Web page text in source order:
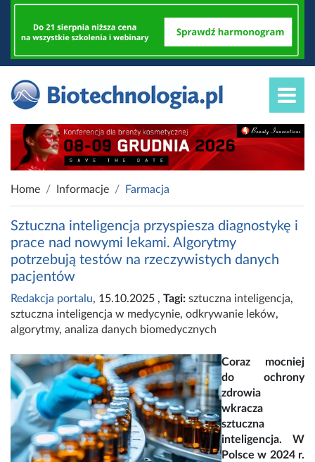
Home Informacje Farmacja
Sztuczna inteligencja przyspiesza diagnostykę i
prace nad nowymi lekami. Algorytmy
potrzebują testów na rzeczywistych danych
pacjentów
Redakcja portalu, 15.10.2025 , Tagi: sztuczna inteligencja,
sztuczna inteligencja w medycynie, odkrywanie leków,
algorytmy, analiza danych biomedycznych
Coraz mocniej
do ochrony
zdrowia
wkracza
sztuczna
inteligencja. W
Polsce w 2024 r.